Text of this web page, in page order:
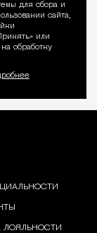
для сбора и
сайта,
или
обработку
ЛОЯЛЬНОСТИ